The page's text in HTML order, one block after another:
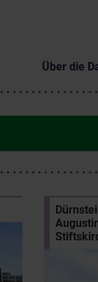
Über die